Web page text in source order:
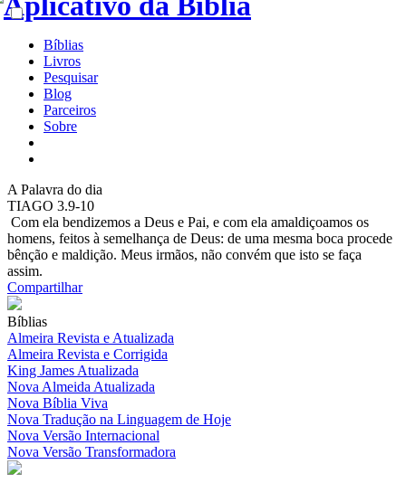
Bíblias
Livros
Pesquisar
Blog
Parceiros
Sobre
A Palavra do dia
TIAGO 3.9-10
Com ela bendizemos a Deus e Pai, e com ela amaldiçoamos os
homens, feitos à semelhança de Deus: de uma mesma boca procede
bênção e maldição. Meus irmãos, não convém que isto se faça
assim.
Compartilhar
Bíblias
Almeira Revista e Atualizada
Almeira Revista e Corrigida
King James Atualizada
Nova Almeida Atualizada
Nova Bíblia Viva
Nova Tradução na Linguagem de Hoje
Nova Versão Internacional
Nova Versão Transformadora